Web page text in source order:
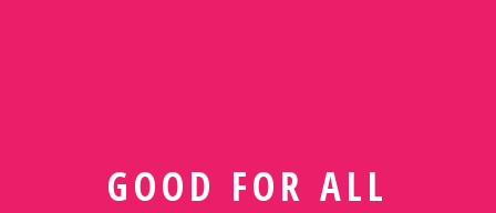
GOOD FOR ALL